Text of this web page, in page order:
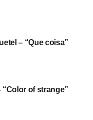
– “Que coisa”
“Color of strange”